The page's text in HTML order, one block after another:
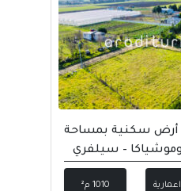
أرض سكنية بمساحة
1010 م²